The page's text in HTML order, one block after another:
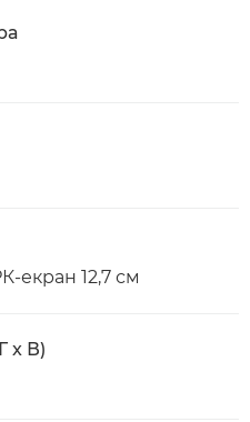
екран 12,7 см
x В)